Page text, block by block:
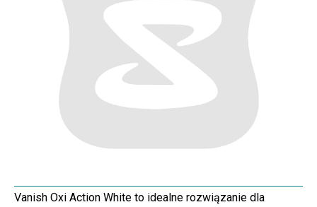
Vanish Oxi Action White to idealne rozwiązanie dla